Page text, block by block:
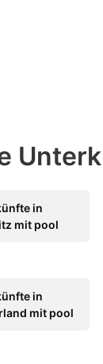
in
mit pool
in
mit pool